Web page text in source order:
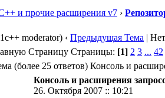
и прочие расширения v7 ›
moderator) ‹ Предыдущая Тема |
Страницы: [1] 2 3 ... 42
Консоль и
Консоль и расширения
26. Октября 2007 :: 10:21